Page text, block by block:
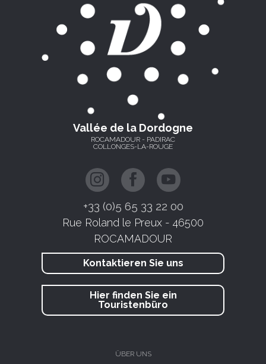
Vallée de la Dordogne
ROCAMADOUR - PADIRAC
COLLONGES-LA-ROUGE
+33 (0)5 65 33 22 00
Rue Roland le Preux - 46500
ROCAMADOUR
Kontaktieren Sie uns
Hier finden Sie ein
Touristenbüro
ÜBER UNS